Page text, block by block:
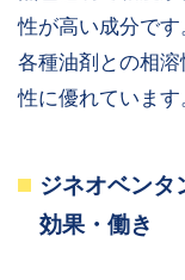
性が高い成分です
各種油剤との相
性に優れています
ジネオベンタ
効果・働き